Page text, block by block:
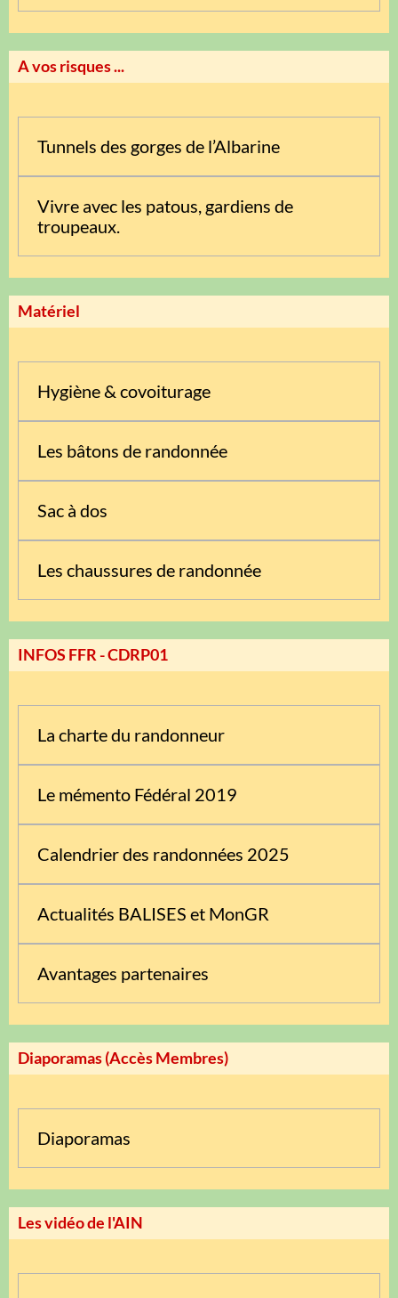
A vos risques ...
Tunnels des gorges de l’Albarine
Vivre avec les patous, gardiens de
troupeaux.
Matériel
Hygiène & covoiturage
Les bâtons de randonnée
Sac à dos
Les chaussures de randonnée
INFOS FFR - CDRP01
La charte du randonneur
Le mémento Fédéral 2019
Calendrier des randonnées 2025
Actualités BALISES et MonGR
Avantages partenaires
Diaporamas (Accès Membres)
Diaporamas
Les vidéo de l'AIN